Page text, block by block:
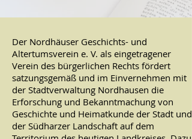
Der Nordhäuser Geschichts- und
Altertumsverein e. V. als eingetragener
Verein des bürgerlichen Rechts fördert
satzungsgemäß und im Einvernehmen mit
der Stadtverwaltung Nordhausen die
Erforschung und Bekanntmachung von
Geschichte und Heimatkunde der Stadt und
der Südharzer Landschaft auf dem